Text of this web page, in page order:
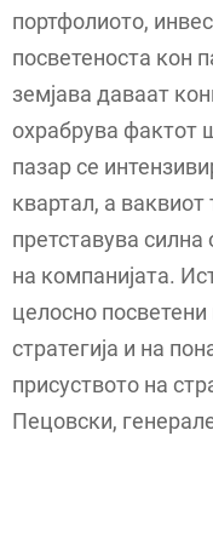
портфолиото,
посветеноста кон
земјава даваат
охрабрува фактот
пазар се
квартал, а
претставува
на компанијата.
целосно
стратегија и на
присуството на
Пецовски,